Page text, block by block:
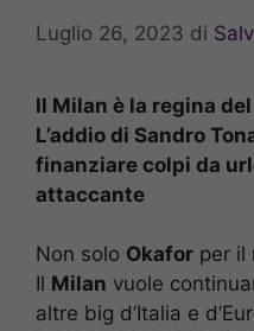
Luglio 26, 2023 di
Il Milan è la regina
L’addio di Sandro
finanziare colpi da
attaccante
Non solo Okafor per il
Il Milan vuole
altre big d’Italia e